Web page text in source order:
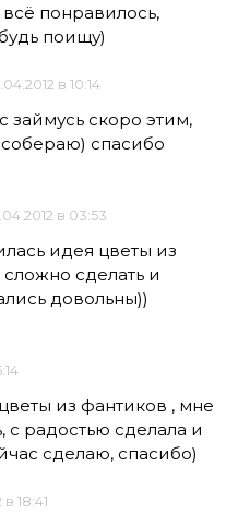
понравилось,
поищу)
в 10:14
займусь скоро этим,
спасибо
в 03:53
идея цветы из
сделать и
довольны))
из фантиков , мне
с радостью сделала и
сделаю, спасибо)
18:41